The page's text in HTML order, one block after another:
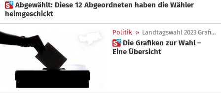
 Abgewählt: Diese 12 Abgeordneten haben die Wähler
heimgeschickt
Politik » Landtagswahl 2023 Grafiken
 Die Grafiken zur Wahl –
Eine Übersicht